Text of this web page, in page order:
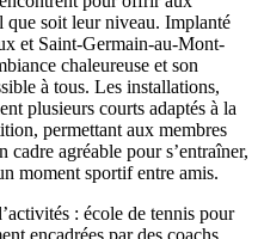
que soit leur niveau. Implanté
et Saint-Germain-au-Mont-
chaleureuse et son
à tous. Les installations,
plusieurs courts adaptés à la
permettant aux membres
agréable pour s’entraîner,
moment sportif entre amis.
: école de tennis pour
encadrées par des coachs